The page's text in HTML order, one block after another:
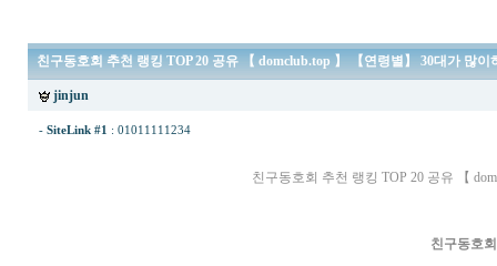
친­구­동­호­회 추천 랭킹 TOP 20 공유 【 domclub.top 】 【연령별】 30대가 많이
jinjun
- SiteLink #1 : 01011111234
친­구­동­호­회 추천 랭킹 TOP 20 공유 【
친­구­동­호­회